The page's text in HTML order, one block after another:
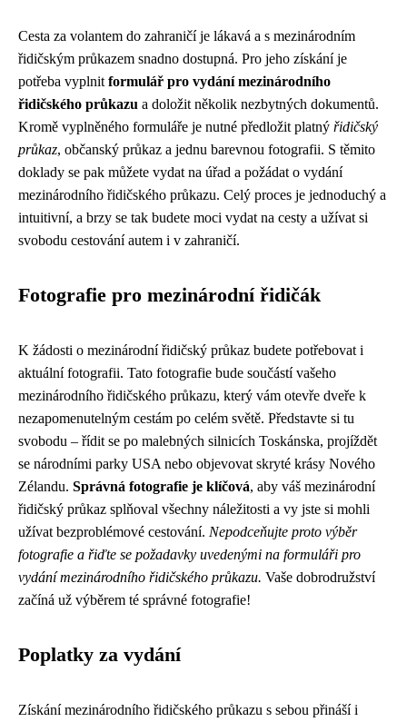
Cesta za volantem do zahraničí je lákavá a s mezinárodním
řidičským průkazem snadno dostupná. Pro jeho získání je
potřeba vyplnit formulář pro vydání mezinárodního
řidičského průkazu a doložit několik nezbytných dokumentů.
Kromě vyplněného formuláře je nutné předložit platný řidičský
průkaz, občanský průkaz a jednu barevnou fotografii. S těmito
doklady se pak můžete vydat na úřad a požádat o vydání
mezinárodního řidičského průkazu. Celý proces je jednoduchý a
intuitivní, a brzy se tak budete moci vydat na cesty a užívat si
svobodu cestování autem i v zahraničí.
Fotografie pro mezinárodní řidičák
K žádosti o mezinárodní řidičský průkaz budete potřebovat i
aktuální fotografii. Tato fotografie bude součástí vašeho
mezinárodního řidičského průkazu, který vám otevře dveře k
nezapomenutelným cestám po celém světě. Představte si tu
svobodu – řídit se po malebných silnicích Toskánska, projíždět
se národními parky USA nebo objevovat skryté krásy Nového
Zélandu. Správná fotografie je klíčová, aby váš mezinárodní
řidičský průkaz splňoval všechny náležitosti a vy jste si mohli
užívat bezproblémové cestování. Nepodceňujte proto výběr
fotografie a řiďte se požadavky uvedenými na formuláři pro
vydání mezinárodního řidičského průkazu. Vaše dobrodružství
začíná už výběrem té správné fotografie!
Poplatky za vydání
Získání mezinárodního řidičského průkazu s sebou přináší i